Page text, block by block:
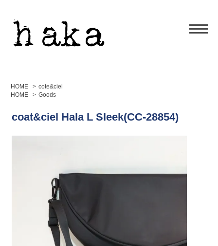
HOME > cote&ciel
HOME
> Goods
coat&ciel Hala L Sleek(CC-28854)